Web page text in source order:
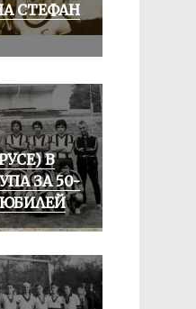
СТЕФАН
В
ЗА 50-